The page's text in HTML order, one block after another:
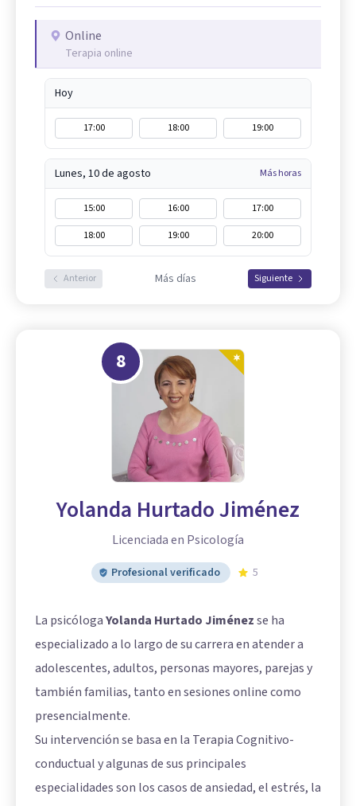
Online
Terapia online
Hoy
17:00 18:00 19:00
Lunes, 10 de agosto Más horas
15:00 16:00
17:00
18:00
19:00 20:00
Anterior Más días Siguiente
8
Yolanda Hurtado Jiménez
Licenciada en Psicología
Profesional verificado 5
La psicólogaYolanda Hurtado Jiménezse ha
especializado a lo largo de su carrera en atender a
adolescentes, adultos, personas mayores, parejas y
también familias, tanto en sesiones online como
presencialmente.
Su intervención se basa en la Terapia Cognitivo-
conductual y algunas de sus principales
especialidades son los casos de ansiedad, el estrés, la